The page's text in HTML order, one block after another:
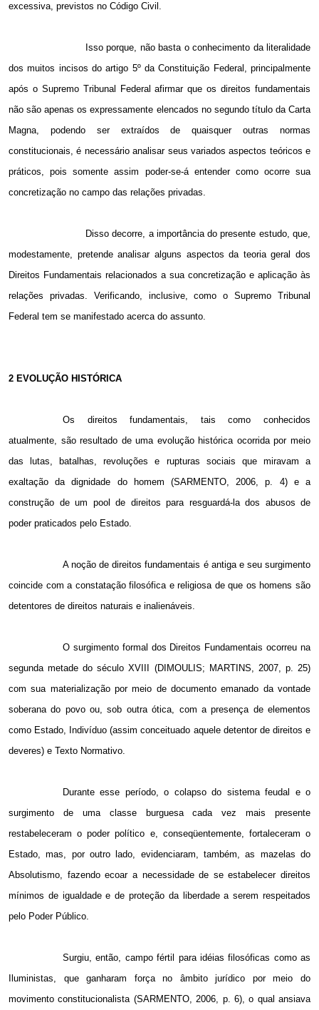
excessiva, previstos no Código Civil.
Isso porque, não basta o conhecimento da literalidade
dos muitos incisos do artigo 5º da Constituição Federal, principalmente
após o Supremo Tribunal Federal afirmar que os direitos fundamentais
não são apenas os expressamente elencados no segundo título da Carta
Magna, podendo ser extraídos de quaisquer outras normas
constitucionais, é necessário analisar seus variados aspectos teóricos e
práticos, pois somente assim poder-se-á entender como ocorre sua
concretização no campo das relações privadas.
Disso decorre, a importância do presente estudo, que,
modestamente, pretende analisar alguns aspectos da teoria geral dos
Direitos Fundamentais relacionados a sua concretização e aplicação às
relações privadas. Verificando, inclusive, como o Supremo Tribunal
Federal tem se manifestado acerca do assunto.
2 EVOLUÇÃO HISTÓRICA
Os direitos fundamentais, tais como conhecidos
atualmente, são resultado de uma evolução histórica ocorrida por meio
das lutas, batalhas, revoluções e rupturas sociais que miravam a
exaltação da dignidade do homem (SARMENTO, 2006, p. 4) e a
construção de um pool de direitos para resguardá-la dos abusos de
poder praticados pelo Estado.
A noção de direitos fundamentais é antiga e seu surgimento
coincide com a constatação filosófica e religiosa de que os homens são
detentores de direitos naturais e inalienáveis.
O surgimento formal dos Direitos Fundamentais ocorreu na
segunda metade do século XVIII (DIMOULIS; MARTINS, 2007, p. 25)
com sua materialização por meio de documento emanado da vontade
soberana do povo ou, sob outra ótica, com a presença de elementos
como Estado, Indivíduo (assim conceituado aquele detentor de direitos e
deveres) e Texto Normativo.
Durante esse período, o colapso do sistema feudal e o
surgimento de uma classe burguesa cada vez mais presente
restabeleceram o poder político e, conseqüentemente, fortaleceram o
Estado, mas, por outro lado, evidenciaram, também, as mazelas do
Absolutismo, fazendo ecoar a necessidade de se estabelecer direitos
mínimos de igualdade e de proteção da liberdade a serem respeitados
pelo Poder Público.
Surgiu, então, campo fértil para idéias filosóficas como as
Iluministas, que ganharam força no âmbito jurídico por meio do
movimento constitucionalista (SARMENTO, 2006, p. 6), o qual ansiava